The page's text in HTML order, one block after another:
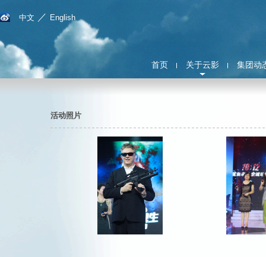
中文 ／ English
首页 关于云影 集团动
活动照片